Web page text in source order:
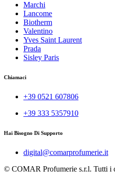
Marchi
Lancome
Biotherm
Valentino
Yves Saint Laurent
Prada
Sisley Paris
Chiamaci
+39 0521 607806
+39 333 5357910
Hai Bisogno Di Supporto
digital@comarprofumerie.it
© COMAR Profumerie s.r.l. Tutti i